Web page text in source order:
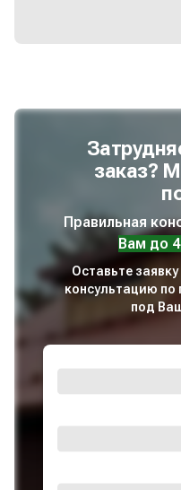
заказ?
Правильная
Вам до
Оставьте
консультацию по
под